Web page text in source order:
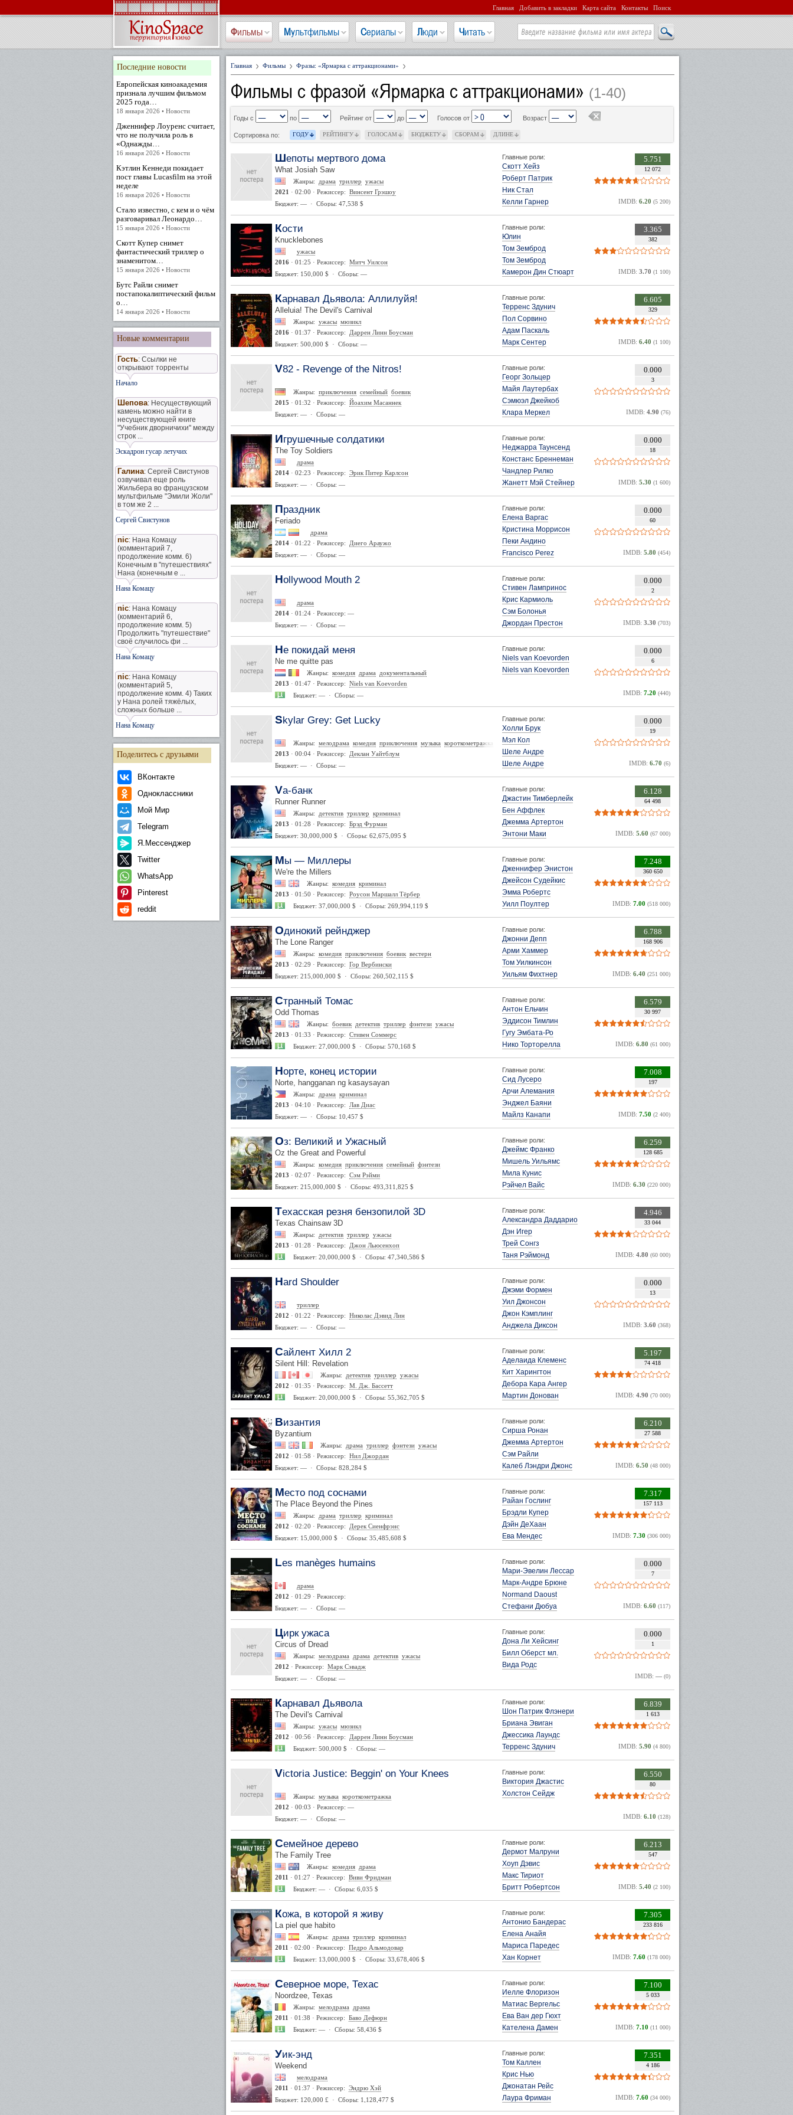
Главная Добавить в закладки Карта сайта Контакты Поиск
Фильмы Мультфильмы Сериалы Люди Читать
Последние новости
Европейская киноакадемия
признала лучшим фильмом
2025 года…
18 января 2026 • Новости
Дженнифер Лоуренс считает,
что не получила роль в
«Однажды…
16 января 2026 • Новости
Кэтлин Кеннеди покидает
пост главы Lucasfilm на этой
неделе
16 января 2026 • Новости
Стало известно, с кем и о чём
разговаривал Леонардо…
15 января 2026 • Новости
Скотт Купер снимет
фантастический триллер о
знаменитом…
15 января 2026 • Новости
Бутс Райли снимет
постапокалиптический фильм
о…
14 января 2026 • Новости
Новые комментарии
Гость: Ссылки не
открывают торренты
Начало
Шепова: Несуществующий
камень можно найти в
несуществующей книге
"Учебник дворничихи" между
строк ...
Эскадрон гусар летучих
Галина: Сергей Свистунов
озвучивал еще роль
Жильбера во французском
мультфильме "Эмили Жоли"
в том же 2 ...
Сергей Свистунов
nic: Нана Комацу
(комментарий 7,
продолжение комм. 6)
Конечным в "путешествиях"
Нана (конечным е ...
Нана Комацу
nic: Нана Комацу
(комментарий 6,
продолжение комм. 5)
Продолжить "путешествие"
своё случилось фи ...
Нана Комацу
nic: Нана Комацу
(комментарий 5,
продолжение комм. 4) Таких
у Нана ролей тяжёлых,
сложных больше ...
Нана Комацу
Поделитесь с друзьями
ВКонтакте
Одноклассники
Мой Мир
Telegram
Я.Мессенджер
Twitter
WhatsApp
Pinterest
reddit
Главная Фильмы Фразы: «Ярмарка с аттракционами»
Фильмы с фразой «Ярмарка с аттракционами» (1-40)
Годы с по Рейтинг от до Голосов от Возраст
Сортировка по: ГОДУ РЕЙТИНГУ ГОЛОСАМ БЮДЖЕТУ СБОРАМ ДЛИНЕ
Шепоты мертвого дома
What Josiah Saw
Жанры: драма триллер ужасы
2021 · 02:00 · Режиссер: Винсент Грэшоу
Бюджет: — · Сборы: 47,538 $
Главные роли:
Скотт Хейз
Роберт Патрик
Ник Стал
Келли Гарнер
5.751
12 072
IMDB: 6.20 (5 200)
Кости
Knucklebones
ужасы
2016 · 01:25 · Режиссер: Митч Уилсон
Бюджет: 150,000 $ · Сборы: —
Главные роли:
Юлин
Том Земброд
Том Земброд
Камерон Дин Стюарт
3.365
382
IMDB: 3.70 (1 100)
Карнавал Дьявола: Аллилуйя!
Alleluia! The Devil's Carnival
Жанры: ужасы мюзикл
2016 · 01:37 · Режиссер:
Даррен Линн Боусман
Бюджет: 500,000 $ · Сборы: —
Главные роли:
Терренс Здунич
Пол Сорвино
Адам Паскаль
Марк Сентер
6.605
329
IMDB: 6.40 (1 100)
V82 - Revenge of the Nitros!
Жанры: приключения семейный боевик
2015 · 01:32 · Режиссер: Йоахим Масаннек
Бюджет: — · Сборы: —
Главные роли:
Георг Зольцер
Майя Лаутербах
Сэмюэл Джейкоб
Клара Меркел
0.000
3
IMDB: 4.90 (76)
Игрушечные солдатики
The Toy Soldiers
драма
2014 · 02:23 · Режиссер: Эрик Питер Карлсон
Бюджет: — · Сборы: —
Главные роли:
Неджарра Таунсенд
Констанс Бреннеман
Чандлер Рилко
Жанетт Мэй Стейнер
0.000
18
IMDB: 5.30 (1 600)
Праздник
Feriado
драма
2014 · 01:22 · Режиссер:
Диего Араужо
Бюджет: — · Сборы: —
Главные роли:
Елена Варгас
Кристина Моррисон
Пеки Андино
Francisco Perez
0.000
60
IMDB: 5.80 (454)
Hollywood Mouth 2
драма
2014 · 01:24 · Режиссер: —
Бюджет: — · Сборы: —
Главные роли:
Стивен Лампринос
Крис Кармиоль
Сэм Болонья
Джордан Престон
0.000
2
IMDB: 3.30 (703)
Не покидай меня
Ne me quitte pas
Жанры: комедия драма
документальный
2013 · 01:47 · Режиссер: Niels van Koevorden
Бюджет: — · Сборы: —
Главные роли:
Niels van Koevorden
Niels van Koevorden
0.000
6
IMDB: 7.20 (440)
Skylar Grey: Get Lucky
Жанры: мелодрама комедия приключения музыка короткометражка
2013 · 00:04 · Режиссер:
Деклан Уайтблум
Бюджет: — · Сборы: —
Главные роли:
Холли Брук
Мэл Кол
Шеле Андре
Шеле Андре
0.000
19
IMDB: 6.70 (6)
Va-банк
Runner Runner
Жанры: детектив триллер криминал
2013 · 01:28 · Режиссер: Брэд Фурман
Бюджет: 30,000,000 $ · Сборы: 62,675,095 $
Главные роли:
Джастин Тимберлейк
Бен Аффлек
Джемма Артертон
Энтони Маки
6.128
64 498
IMDB: 5.60 (67 000)
Мы — Миллеры
We're the Millers
Жанры: комедия криминал
2013 · 01:50 · Режиссер: Роусон Маршалл Тёрбер
Бюджет: 37,000,000 $ · Сборы: 269,994,119 $
Главные роли:
Дженнифер Энистон
Джейсон Судейкис
Эмма Робертс
Уилл Поултер
7.248
360 650
IMDB: 7.00 (518 000)
Одинокий рейнджер
The Lone Ranger
Жанры: комедия приключения боевик вестерн
2013 · 02:29 · Режиссер: Гор Вербински
Бюджет: 215,000,000 $ · Сборы: 260,502,115 $
Главные роли:
Джонни Депп
Арми Хаммер
Том Уилкинсон
Уильям Фихтнер
6.788
168 906
IMDB: 6.40 (251 000)
Странный Томас
Odd Thomas
Жанры: боевик детектив триллер фэнтези ужасы
2013 · 01:33 · Режиссер: Стивен Соммерс
Бюджет: 27,000,000 $ · Сборы: 570,168 $
Главные роли:
Антон Ельчин
Эддисон Тимлин
Гугу Эмбата-Ро
Нико Торторелла
6.579
30 997
IMDB: 6.80 (61 000)
Норте, конец истории
Norte, hangganan ng kasaysayan
Жанры: драма криминал
2013 · 04:10 · Режиссер: Лав Диас
Бюджет: — · Сборы: 10,457 $
Главные роли:
Сид Лусеро
Арчи Алемания
Энджел Баяни
Майлз Канапи
7.008
197
IMDB: 7.50 (2 400)
Оз: Великий и Ужасный
Oz the Great and Powerful
Жанры: комедия приключения семейный фэнтези
2013 · 02:07 · Режиссер: Сэм Рэйми
Бюджет: 215,000,000 $ · Сборы: 493,311,825 $
Главные роли:
Джеймс Франко
Мишель Уильямс
Мила Кунис
Рэйчел Вайс
6.259
128 685
IMDB: 6.30 (220 000)
Техасская резня бензопилой 3D
Texas Chainsaw 3D
Жанры: детектив триллер ужасы
2013 · 01:28 · Режиссер:
Джон Льюсенхоп
Бюджет: 20,000,000 $ · Сборы: 47,340,586 $
Главные роли:
Александра Даддарио
Дэн Игер
Трей Сонгз
Таня Рэймонд
4.946
33 044
IMDB: 4.80 (60 000)
Hard Shoulder
триллер
2012 · 01:22 · Режиссер: Николас Дэвид Лин
Бюджет: — · Сборы: —
Главные роли:
Джэми Формен
Уил Джонсон
Джон Кэмплинг
Анджела Диксон
0.000
13
IMDB: 3.60 (368)
Сайлент Хилл 2
Silent Hill: Revelation
Жанры: детектив триллер ужасы
2012 · 01:35 · Режиссер: М. Дж. Бассетт
Бюджет: 20,000,000 $ · Сборы: 55,362,705 $
Главные роли:
Аделаида Клеменс
Кит Харингтон
Дебора Кара Ангер
Мартин Донован
5.197
74 418
IMDB: 4.90 (70 000)
Византия
Byzantium
Жанры: драма триллер фэнтези ужасы
2012 · 01:58 · Режиссер: Нил Джордан
Бюджет: — · Сборы: 828,284 $
Главные роли:
Сирша Ронан
Джемма Артертон
Сэм Райли
Калеб Лэндри Джонс
6.210
27 588
IMDB: 6.50 (48 000)
Место под соснами
The Place Beyond the Pines
Жанры: драма триллер криминал
2012 · 02:20 · Режиссер:
Дерек Сиенфрэнс
Бюджет: 15,000,000 $ · Сборы: 35,485,608 $
Главные роли:
Райан Гослинг
Брэдли Купер
Дэйн ДеХаан
Ева Мендес
7.317
157 113
IMDB: 7.30 (306 000)
Les manèges humains
драма
2012 · 01:29 · Режиссер:
Бюджет: — · Сборы: —
Главные роли:
Мари-Эвелин Лессар
Марк-Андре Брюне
Normand Daoust
Стефани Дюбуа
0.000
7
IMDB: 6.60 (117)
Цирк ужаса
Circus of Dread
Жанры: мелодрама драма детектив ужасы
2012 · Режиссер: Марк Сэвадж
Бюджет: — · Сборы: —
Главные роли:
Дона Ли Хейсинг
Билл Оберст мл.
Вида Родс
0.000
1
IMDB: — (0)
Карнавал Дьявола
The Devil's Carnival
Жанры: ужасы мюзикл
2012 · 00:56 · Режиссер:
Даррен Линн Боусман
Бюджет: 500,000 $ · Сборы: —
Главные роли:
Шон Патрик Флэнери
Бриана Эвиган
Джессика Лаундс
Терренс Здунич
6.839
1 613
IMDB: 5.90 (4 800)
Victoria Justice: Beggin' on Your Knees
Жанры: музыка короткометражка
2012 · 00:03 · Режиссер: —
Бюджет: — · Сборы: —
Главные роли:
Виктория Джастис
Холстон Сейдж
6.550
80
IMDB: 6.10 (128)
Семейное дерево
The Family Tree
Жанры: комедия драма
2011 · 01:27 · Режиссер: Виви Фридман
Бюджет: — · Сборы: 6,035 $
Главные роли:
Дермот Малруни
Хоуп Дэвис
Макс Тириот
Бритт Робертсон
6.213
547
IMDB: 5.40 (2 100)
Кожа, в которой я живу
La piel que habito
Жанры: драма триллер криминал
2011 · 02:00 · Режиссер: Педро Альмодовар
Бюджет: 13,000,000 $ · Сборы: 33,678,406 $
Главные роли:
Антонио Бандерас
Елена Анайя
Мариса Паредес
Хан Корнет
7.305
233 816
IMDB: 7.60 (178 000)
Северное море, Техас
Noordzee, Texas
Жанры: мелодрама
драма
2011 · 01:38 · Режиссер: Баво Дефюрн
Бюджет: — · Сборы: 58,436 $
Главные роли:
Йелле Флоризон
Матиас Вергельс
Ева Ван дер Гюхт
Кателена Дамен
7.100
5 033
IMDB: 7.10 (11 000)
Уик-энд
Weekend
мелодрама
2011 · 01:37 · Режиссер: Эндрю Хэй
Бюджет: 120,000 £ · Сборы: 1,128,477 $
Главные роли:
Том Каллен
Крис Нью
Джонатан Рейс
Лаура Фриман
7.351
4 186
IMDB: 7.60 (34 000)